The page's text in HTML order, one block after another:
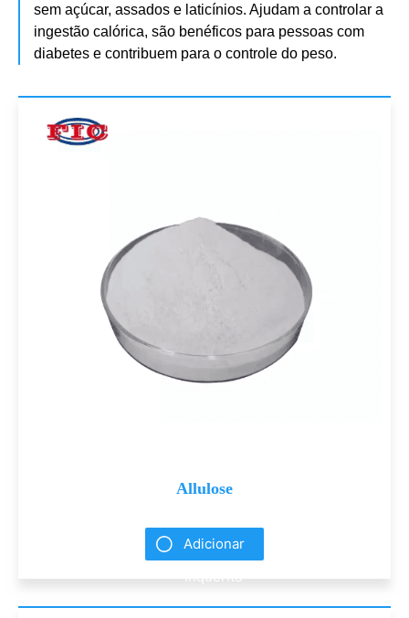
sem açúcar, assados ​​e laticínios. Ajudam a controlar a
ingestão calórica, são benéficos para pessoas com
diabetes e contribuem para o controle do peso.
Allulose
Adicionar
inquérito